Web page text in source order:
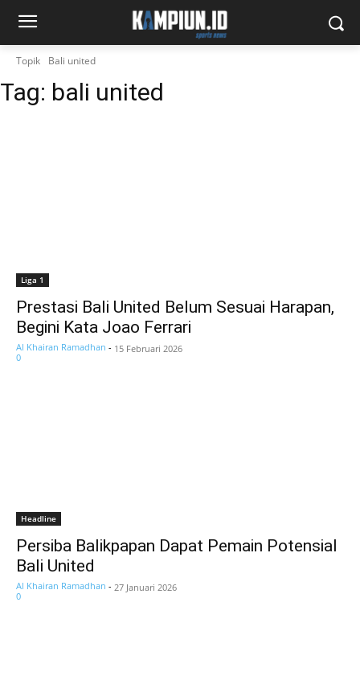
Topik Bali united
Tag: bali united
Liga 1
Prestasi Bali United Belum Sesuai Harapan,
Begini Kata Joao Ferrari
Al Khairan Ramadhan - 15 Februari 2026
0
Headline
Persiba Balikpapan Dapat Pemain Potensial
Bali United
Al Khairan Ramadhan - 27 Januari 2026
0